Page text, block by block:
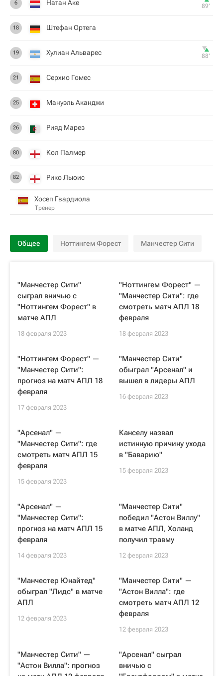
6 Натан Аке 89‎’‎
18 Штефан Ортега
19 Хулиан Альварес 88‎’‎
21 Серхио Гомес
25 Мануэль Аканджи
26 Рияд Марез
80 Кол Палмер
82 Рико Льюис
Хосеп Гвардиола
Тренер
Общее Ноттингем Форест Манчестер Сити
"Манчестер Сити"
сыграл вничью с
"Ноттингем Форест" в
матче АПЛ
18 февраля 2023
"Ноттингем Форест" —
"Манчестер Сити": где
смотреть матч АПЛ 18
февраля
18 февраля 2023
"Ноттингем Форест" —
"Манчестер Сити":
прогноз на матч АПЛ 18
февраля
17 февраля 2023
"Манчестер Сити"
обыграл "Арсенал" и
вышел в лидеры АПЛ
16 февраля 2023
"Арсенал" —
"Манчестер Сити": где
смотреть матч АПЛ 15
февраля
15 февраля 2023
Канселу назвал
истинную причину ухода
в "Баварию"
15 февраля 2023
"Арсенал" —
"Манчестер Сити":
прогноз на матч АПЛ 15
февраля
14 февраля 2023
"Манчестер Сити"
победил "Астон Виллу"
в матче АПЛ, Холанд
получил травму
12 февраля 2023
"Манчестер Юнайтед"
обыграл "Лидс" в матче
АПЛ
12 февраля 2023
"Манчестер Сити" —
"Астон Вилла": где
смотреть матч АПЛ 12
февраля
12 февраля 2023
"Манчестер Сити" —
"Астон Вилла": прогноз
"Арсенал" сыграл
вничью с